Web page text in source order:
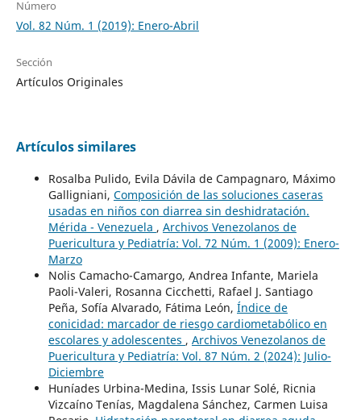
Número
Vol. 82 Núm. 1 (2019): Enero-Abril
Sección
Artículos Originales
Artículos similares
Rosalba Pulido, Evila Dávila de Campagnaro, Máximo
Galligniani, Composición de las soluciones caseras
usadas en niños con diarrea sin deshidratación.
Mérida - Venezuela , Archivos Venezolanos de
Puericultura y Pediatría: Vol. 72 Núm. 1 (2009): Enero-
Marzo
Nolis Camacho-Camargo, Andrea Infante, Mariela
Paoli-Valeri, Rosanna Cicchetti, Rafael J. Santiago
Peña, Sofía Alvarado, Fátima León, Índice de
conicidad: marcador de riesgo cardiometabólico en
escolares y adolescentes , Archivos Venezolanos de
Puericultura y Pediatría: Vol. 87 Núm. 2 (2024): Julio-
Diciembre
Huníades Urbina-Medina, Issis Lunar Solé, Ricnia
Vizcaíno Tenías, Magdalena Sánchez, Carmen Luisa